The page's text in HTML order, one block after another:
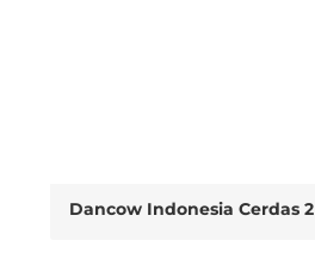
Dancow Indonesia Cerdas 2